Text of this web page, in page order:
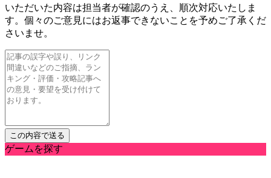
いただいた内容は担当者が確認のうえ、順次対応いたしま
す。個々のご意見にはお返事できないことを予めご了承くだ
さいませ。
ゲームを探す